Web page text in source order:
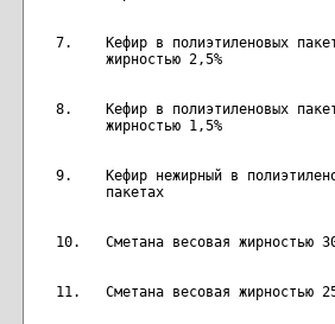
7.    Кефир в полиэтиленовых
8.    Кефир в полиэтиленовых
9.    Кефир нежирный в